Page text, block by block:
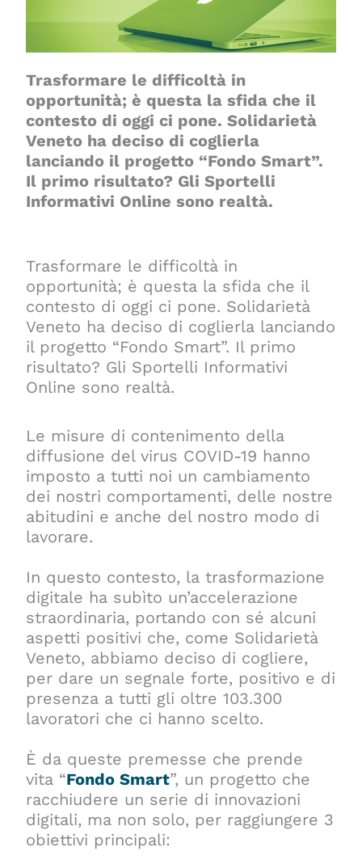
Trasformare le difficoltà in
opportunità; è questa la sfida che il
contesto di oggi ci pone. Solidarietà
Veneto ha deciso di coglierla
lanciando il progetto “Fondo Smart”.
Il primo risultato? Gli Sportelli
Informativi Online sono realtà.
Trasformare le difficoltà in
opportunità; è questa la sfida che il
contesto di oggi ci pone. Solidarietà
Veneto ha deciso di coglierla lanciando
il progetto “Fondo Smart”. Il primo
risultato? Gli Sportelli Informativi
Online sono realtà.
Le misure di contenimento della
diffusione del virus COVID-19 hanno
imposto a tutti noi un cambiamento
dei nostri comportamenti, delle nostre
abitudini e anche del nostro modo di
lavorare.
In questo contesto, la trasformazione
digitale ha subìto un’accelerazione
straordinaria, portando con sé alcuni
aspetti positivi che, come Solidarietà
Veneto, abbiamo deciso di cogliere,
per dare un segnale forte, positivo e di
presenza a tutti gli oltre 103.300
lavoratori che ci hanno scelto.
È da queste premesse che prende
vita “Fondo Smart”, un progetto che
racchiudere un serie di innovazioni
digitali, ma non solo, per raggiungere 3
obiettivi principali: